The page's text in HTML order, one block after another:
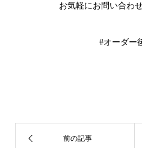
お気軽にお問い合わ
#オーダー